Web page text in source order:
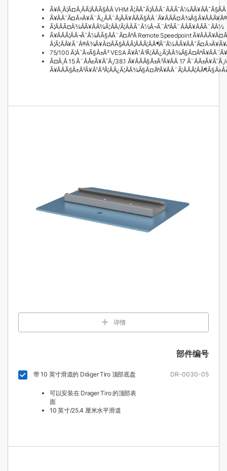
Ã¥Â¸Â¦Ã¤Â¸ÂÃ¦ÂÂÃ§ÂÂ VHM
Ã¦ÂÂÃ¤Â¾ÂÃ¥ÂÂ¾Ã¦ÂÂ/Ã¦ÂÂÃ¨Â½Â¬Ã¨Â°ÂÃ¨ÂÂÃ¥ÂÂÃ¨ÂÂ½
Ã¥ÂÂÃ¦ÂÂ¬Ã¯Â¼ÂÃ§ÂÂ¨Ã¤ÂºÂ Remote Speedpoint
75/100 Ã¦Â¯Â«Ã§Â±Â³ VESA
Ã¤Â¸Â 15 Ã¨ÂÂ±Ã¥Â¯Â¸/38.1 Ã¥ÂÂÃ§Â±Â³Ã¥ÂÂ 17
详情
部件编号
带 10 英寸滑道的 Dräger Tiro 顶部底盘
可以安装在 Drager Tiro 的顶部表
面
10 英寸/25.4 厘米水平滑道
DR-0030-05